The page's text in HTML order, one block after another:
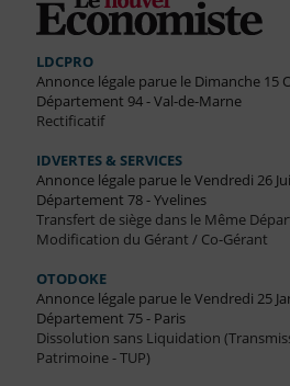
LDCPRO
Annonce légale parue le Dimanche 15
Département 94 - Val-de-Marne
Rectificatif
IDVERTES & SERVICES
Annonce légale parue le Vendredi 26
Département 78 - Yvelines
Transfert de siège dans le Même
Modification du Gérant / Co-Gérant
OTODOKE
Annonce légale parue le Vendredi 25
Département 75 - Paris
Dissolution sans Liquidation
Patrimoine - TUP)